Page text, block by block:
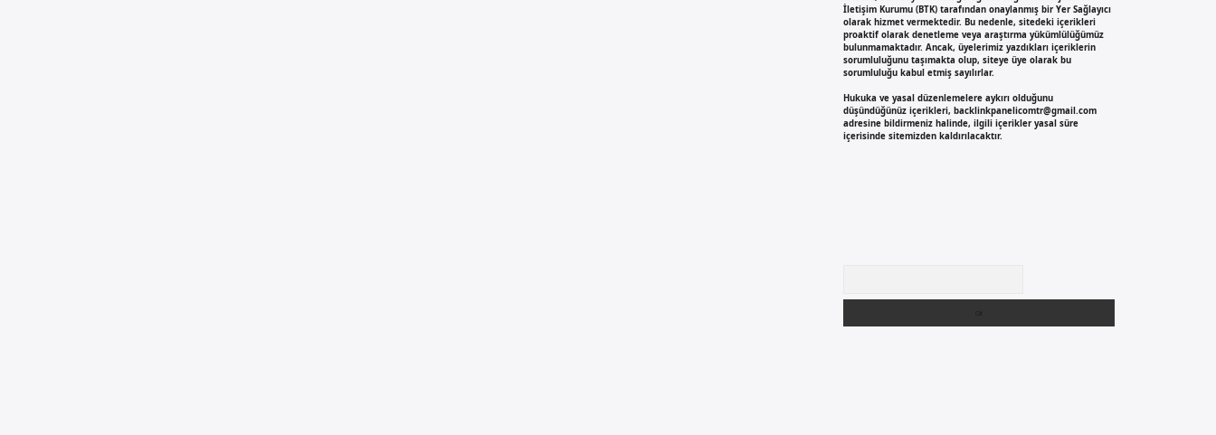
İletişim Kurumu (BTK) tarafından onaylanmış bir Yer Sağlayıcı
olarak hizmet vermektedir. Bu nedenle, sitedeki içerikleri
proaktif olarak denetleme veya araştırma yükümlülüğümüz
bulunmamaktadır. Ancak, üyelerimiz yazdıkları içeriklerin
sorumluluğunu taşımakta olup, siteye üye olarak bu
sorumluluğu kabul etmiş sayılırlar.
Hukuka ve yasal düzenlemelere aykırı olduğunu
düşündüğünüz içerikleri, backlinkpanelicomtr@gmail.com
adresine bildirmeniz halinde, ilgili içerikler yasal süre
içerisinde sitemizden kaldırılacaktır.